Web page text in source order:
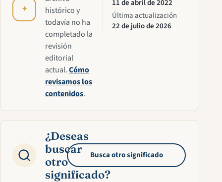
✦
histórico y
todavía no ha
completado la
revisión
editorial
actual.Cómo
revisamos los
contenidos.
11 de abril de 2022
Última actualización
22 de julio de 2026
¿Deseas
buscar
otro
significado?
Busca otro significado